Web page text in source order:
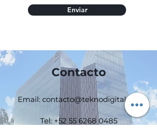
Enviar
Contacto
Email: contacto@teknodigital.net
Tel: +52 55 6268 0485